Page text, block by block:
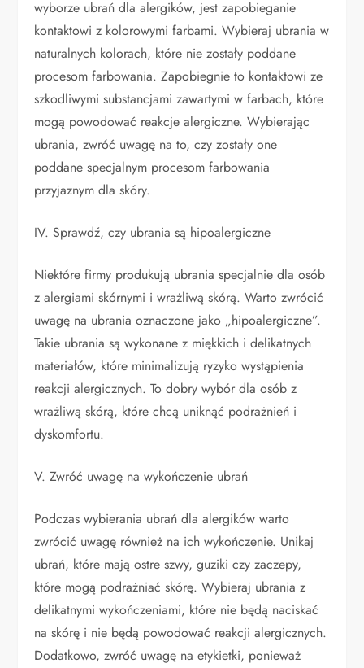
wyborze ubrań dla alergików, jest zapobieganie
kontaktowi z kolorowymi farbami. Wybieraj ubrania w
naturalnych kolorach, które nie zostały poddane
procesom farbowania. Zapobiegnie to kontaktowi ze
szkodliwymi substancjami zawartymi w farbach, które
mogą powodować reakcje alergiczne. Wybierając
ubrania, zwróć uwagę na to, czy zostały one
poddane specjalnym procesom farbowania
przyjaznym dla skóry.
IV. Sprawdź, czy ubrania są hipoalergiczne
Niektóre firmy produkują ubrania specjalnie dla osób
z alergiami skórnymi i wrażliwą skórą. Warto zwrócić
uwagę na ubrania oznaczone jako „hipoalergiczne”.
Takie ubrania są wykonane z miękkich i delikatnych
materiałów, które minimalizują ryzyko wystąpienia
reakcji alergicznych. To dobry wybór dla osób z
wrażliwą skórą, które chcą uniknąć podrażnień i
dyskomfortu.
V. Zwróć uwagę na wykończenie ubrań
Podczas wybierania ubrań dla alergików warto
zwrócić uwagę również na ich wykończenie. Unikaj
ubrań, które mają ostre szwy, guziki czy zaczepy,
które mogą podrażniać skórę. Wybieraj ubrania z
delikatnymi wykończeniami, które nie będą naciskać
na skórę i nie będą powodować reakcji alergicznych.
Dodatkowo, zwróć uwagę na etykietki, ponieważ